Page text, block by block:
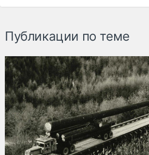
Публикации по теме